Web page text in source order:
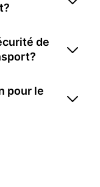
de
pour le